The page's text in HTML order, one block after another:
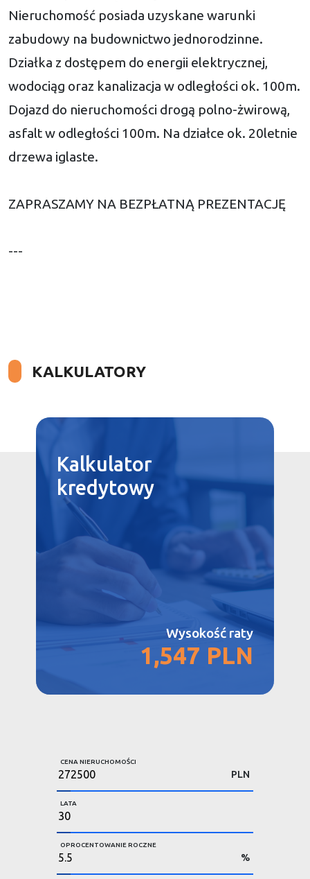
Nieruchomość posiada uzyskane warunki
zabudowy na budownictwo jednorodzinne.
Działka z dostępem do energii elektrycznej,
wodociąg oraz kanalizacja w odległości ok. 100m.
Dojazd do nieruchomości drogą polno-żwirową,
asfalt w odległości 100m. Na działce ok. 20letnie
drzewa iglaste.
ZAPRASZAMY NA BEZPŁATNĄ PREZENTACJĘ
---
KALKULATORY
Kalkulator
kredytowy
Wysokość raty
1,547 PLN
CENA NIERUCHOMOŚCI
PLN
LATA
OPROCENTOWANIE ROCZNE
%